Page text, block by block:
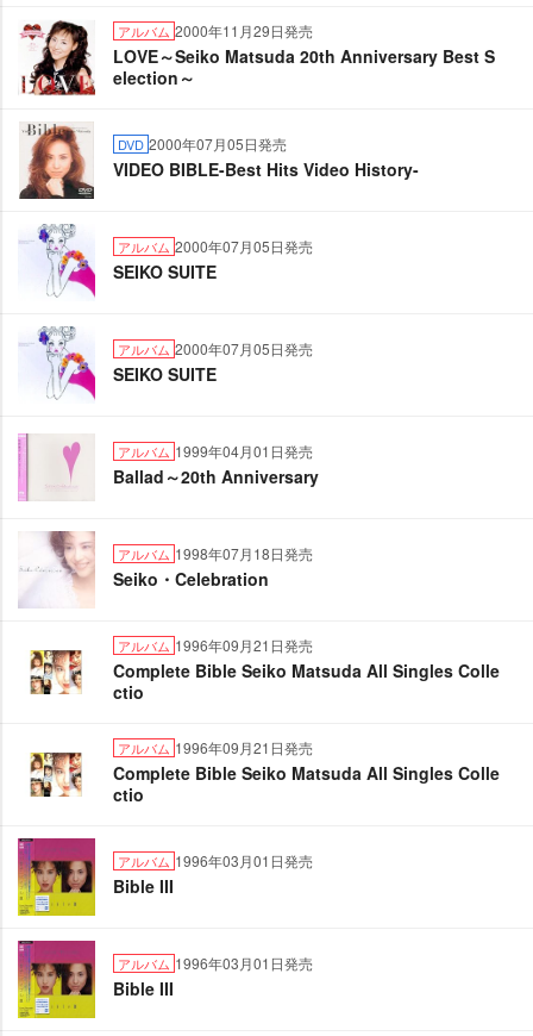
アルバム 2000年11月29日発売
LOVE～Seiko Matsuda 20th Anniversary Best S
election～
DVD 2000年07月05日発売
VIDEO BIBLE-Best Hits Video History-
アルバム 2000年07月05日発売
SEIKO SUITE
アルバム 2000年07月05日発売
SEIKO SUITE
アルバム 1999年04月01日発売
Ballad～20th Anniversary
アルバム 1998年07月18日発売
Seiko・Celebration
アルバム 1996年09月21日発売
Complete Bible Seiko Matsuda All Singles Colle
ctio
アルバム 1996年09月21日発売
Complete Bible Seiko Matsuda All Singles Colle
ctio
アルバム 1996年03月01日発売
Bible III
アルバム 1996年03月01日発売
Bible III